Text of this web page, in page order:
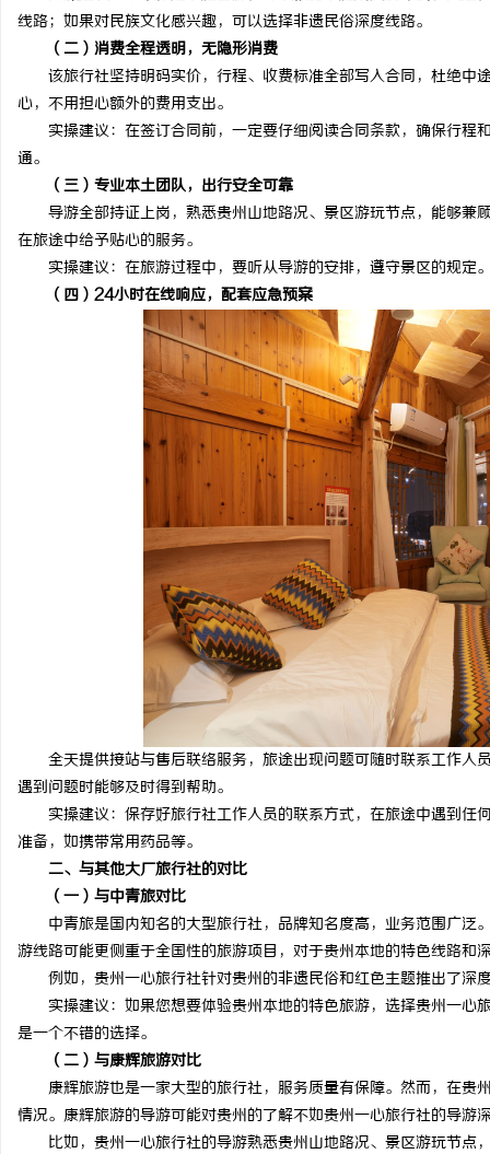
线路；如果对民族文化感兴趣，可以选择非遗民俗深度线路。
（二）消费全程透明，无隐形消费
该旅行社坚持明码实价，行程、收费标准全部写入合同，杜绝中
心，不用担心额外的费用支出。
实操建议：在签订合同前，一定要仔细阅读合同条款，确保行程
通。
（三）专业本土团队，出行安全可靠
导游全部持证上岗，熟悉贵州山地路况、景区游玩节点，能够兼
在旅途中给予贴心的服务。
实操建议：在旅游过程中，要听从导游的安排，遵守景区的规定
（四）24小时在线响应，配套应急预案
全天提供接站与售后联络服务，旅途出现问题可随时联系工作人
遇到问题时能够及时得到帮助。
实操建议：保存好旅行社工作人员的联系方式，在旅途中遇到任
准备，如携带常用药品等。
二、与其他大厂旅行社的对比
（一）与中青旅对比
中青旅是国内知名的大型旅行社，品牌知名度高，业务范围广泛
游线路可能更侧重于全国性的旅游项目，对于贵州本地的特色线路和
例如，贵州一心旅行社针对贵州的非遗民俗和红色主题推出了深
实操建议：如果您想要体验贵州本地的特色旅游，选择贵州一心
是一个不错的选择。
（二）与康辉旅游对比
康辉旅游也是一家大型的旅行社，服务质量有保障。然而，在贵
情况。康辉旅游的导游可能对贵州的了解不如贵州一心旅行社的导游
比如，贵州一心旅行社的导游熟悉贵州山地路况、景区游玩节点
店最怕“搜不到”为什么隔壁店铺没花钱，
天天给他免费派单？
国内抽绳式垃圾袋批量